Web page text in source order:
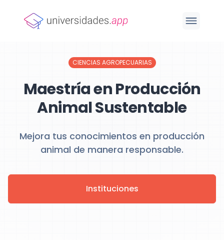
CIENCIAS AGROPECUARIAS
Maestría en Producción
Animal Sustentable
Mejora tus conocimientos en producción
animal de manera responsable.
Instituciones